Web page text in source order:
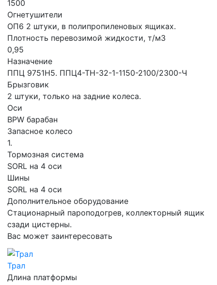
1500
Огнетушители
ОП6 2 штуки, в полипропиленовых ящиках.
Плотность перевозимой жидкости, т/м3
0,95
Назначение
ППЦ 9751H5. ППЦ4-ТН-32-1-1150-2100/2300-Ч
Брызговик
2 штуки, только на задние колеса.
Оси
BPW барабан
Запасное колесо
1.
Тормозная система
SORL на 4 оси
Шины
SORL на 4 оси
Дополнительное оборудование
Стационарный пароподогрев, коллекторный ящик
сзади цистерны.
Вас может заинтересовать
Трал
Длина платформы